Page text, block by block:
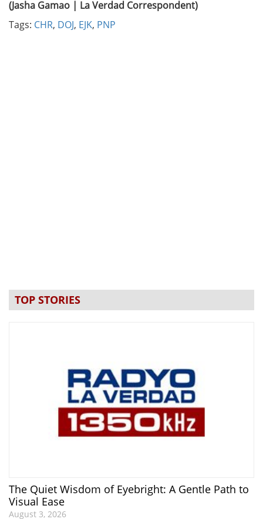
(Jasha Gamao | La Verdad Correspondent)
Tags: CHR, DOJ, EJK, PNP
TOP STORIES
The Quiet Wisdom of Eyebright: A Gentle Path to
Visual Ease
August 3, 2026